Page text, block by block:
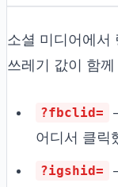
소셜 미디어에서
쓰레기 값이 함
?fbclid=
어디서 클릭
?igshid=